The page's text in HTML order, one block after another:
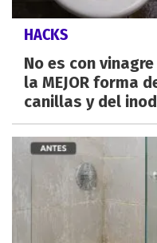
HACKS
No es con
la MEJOR forma
canillas y del